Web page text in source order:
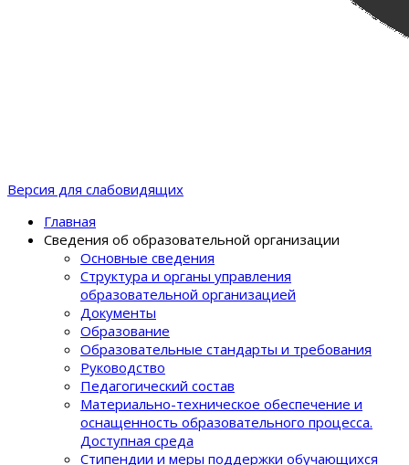
Версия для слабовидящих
Главная
Сведения об образовательной организации
Основные сведения
Структура и органы управления
образовательной организацией
Документы
Образование
Образовательные стандарты и требования
Руководство
Педагогический состав
Материально-техническое обеспечение и
оснащенность образовательного процеcса.
Доступная среда
Стипендии и меры поддержки обучающихся